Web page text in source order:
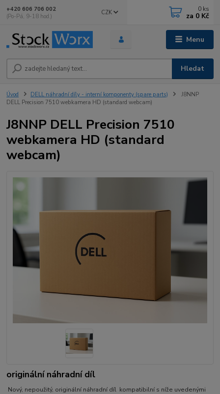
Menu
CZK
Hledat
+420 606 706 002
(Po-Pá, 9-18 hod.)
0 ks
za 0 Kč
Úvod DELL náhradní díly - interní komponenty (spare parts)
J8NNP
DELL Precision 7510 webkamera HD (standard webcam)
J8NNP DELL Precision 7510
webkamera HD (standard
webcam)
originální náhradní díl
Nový, nepoužitý, originální náhradní díl kompatibilní s níže uvedenými